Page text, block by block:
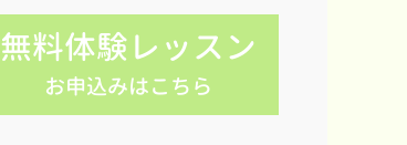
無料体験レッスン
お申込みはこちら